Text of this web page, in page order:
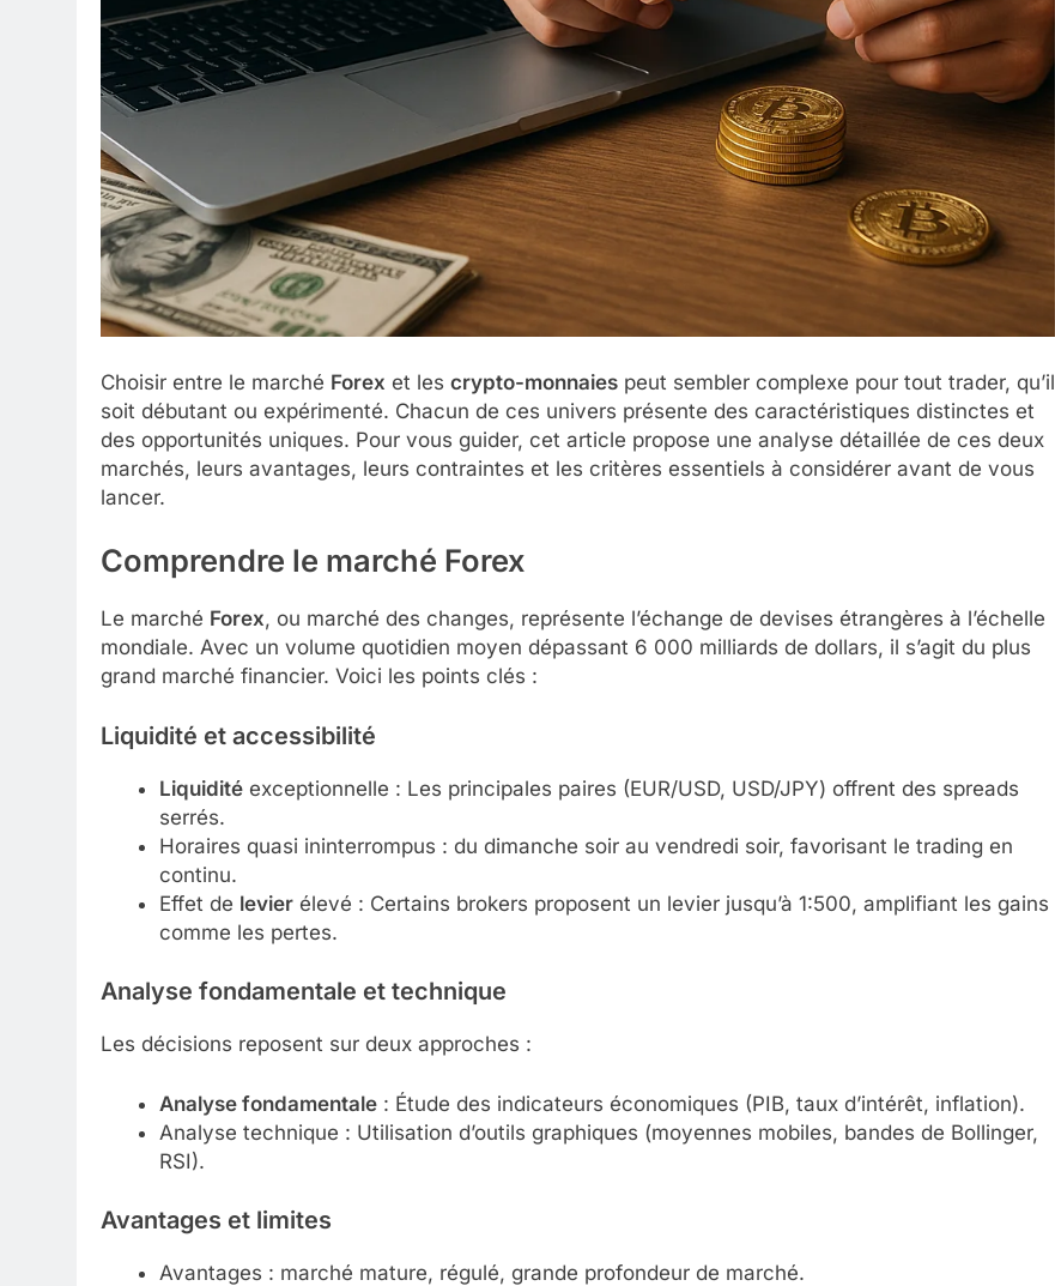
Choisir entre le marché Forex et les crypto-monnaies peut sembler complexe pour tout trader, qu’il
soit débutant ou expérimenté. Chacun de ces univers présente des caractéristiques distinctes et
des opportunités uniques. Pour vous guider, cet article propose une analyse détaillée de ces deux
marchés, leurs avantages, leurs contraintes et les critères essentiels à considérer avant de vous
lancer.
Comprendre le marché Forex
Le marché Forex, ou marché des changes, représente l’échange de devises étrangères à l’échelle
mondiale. Avec un volume quotidien moyen dépassant 6 000 milliards de dollars, il s’agit du plus
grand marché financier. Voici les points clés :
Liquidité et accessibilité
Liquiditéexceptionnelle : Les principales paires (EUR/USD, USD/JPY) offrent des spreads
serrés.
Horaires quasi ininterrompus : du dimanche soir au vendredi soir, favorisant le trading en
continu.
Effet de levierélevé : Certains brokers proposent un levier jusqu’à 1:500, amplifiant les gains
comme les pertes.
Analyse fondamentale et technique
Les décisions reposent sur deux approches :
Analyse fondamentale: Étude des indicateurs économiques (PIB, taux d’intérêt, inflation).
Analyse technique : Utilisation d’outils graphiques (moyennes mobiles, bandes de Bollinger,
RSI).
Avantages et limites
Avantages : marché mature, régulé, grande profondeur de marché.